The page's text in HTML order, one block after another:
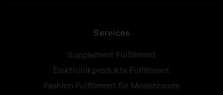
Services
Supplement Fulfillment
Elektronikprodukte Fulfillment
Fashion Fulfillment für Modebrands